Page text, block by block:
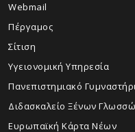
Webmail
Πέργαμος
Σίτιση
Υγειονομική Υπηρεσία
Πανεπιστημιακό
Διδασκαλείο Ξένων
Ευρωπαϊκή Κάρτα Νέων